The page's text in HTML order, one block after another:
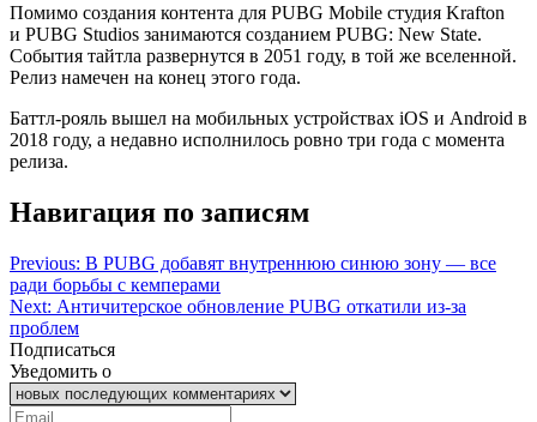
Помимо создания контента для PUBG Mobile студия Krafton
и PUBG Studios занимаются созданием PUBG: New State.
События тайтла развернутся в 2051 году, в той же вселенной.
Релиз намечен на конец этого года.
Баттл-рояль вышел на мобильных устройствах iOS и Android в
2018 году, а недавно исполнилось ровно три года с момента
релиза.
Навигация по записям
Previous: В PUBG добавят внутреннюю синюю зону — все
ради борьбы с кемперами
Next: Античитерское обновление PUBG откатили из-за
проблем
Подписаться
Уведомить о